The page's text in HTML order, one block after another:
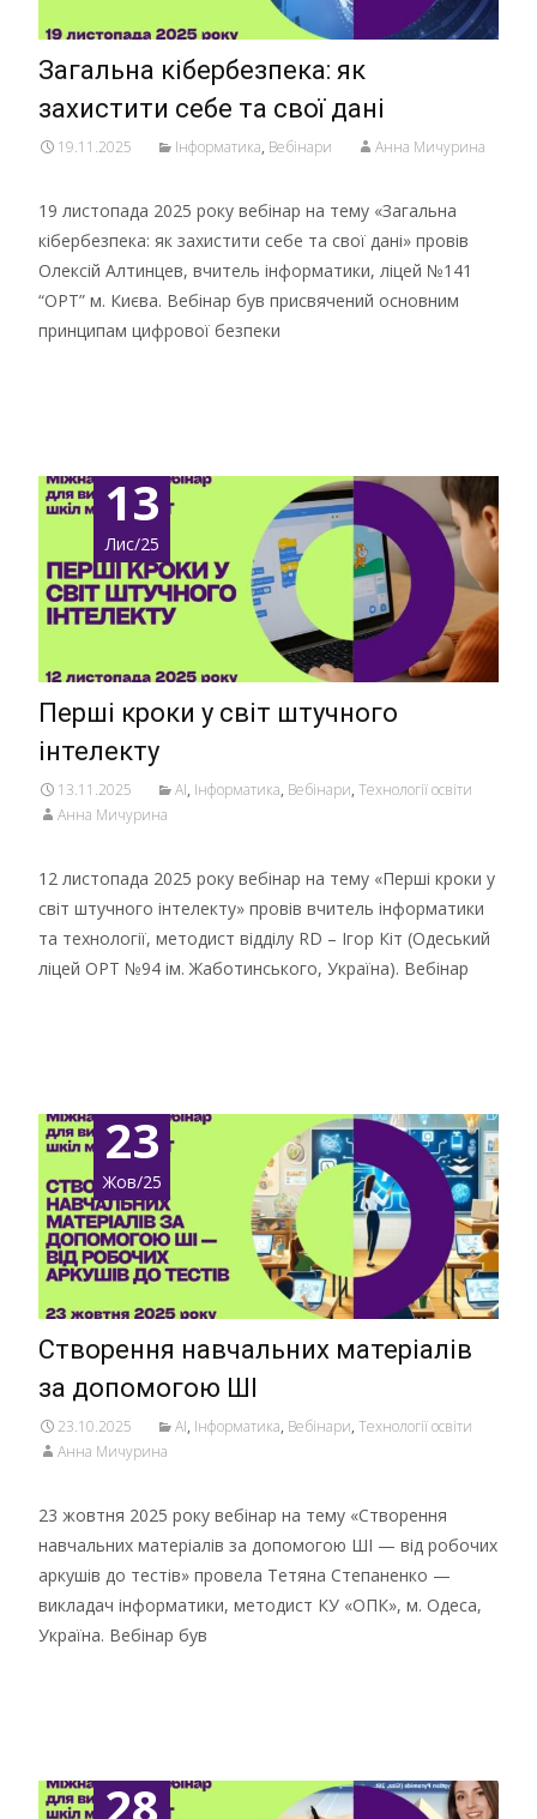
Загальна кібербезпека: як
захистити себе та свої дані
19.11.2025 Інформатика, Вебінари Анна Мичурина
19 листопада 2025 року вебінар на тему «Загальна
кібербезпека: як захистити себе та свої дані» провів
Олексій Алтинцев, вчитель інформатики, ліцей №141
“ОРТ” м. Києва. Вебінар був присвячений основним
принципам цифрової безпеки
13
Лис/25
Перші кроки у світ штучного
інтелекту
13.11.2025 AI, Інформатика, Вебінари, Технології освіти
Анна Мичурина
12 листопада 2025 року вебінар на тему «Перші кроки у
світ штучного інтелекту» провів вчитель інформатики
та технології, методист відділу RD – Ігор Кіт (Одеський
ліцей ОРТ №94 ім. Жаботинського, Україна). Вебінар
23
Жов/25
Створення навчальних матеріалів
за допомогою ШІ
23.10.2025 AI, Інформатика, Вебінари, Технології освіти
Анна Мичурина
23 жовтня 2025 року вебінар на тему «Створення
навчальних матеріалів за допомогою ШІ — від робочих
аркушів до тестів» провела Тетяна Степаненко —
викладач інформатики, методист КУ «ОПК», м. Одеса,
Україна. Вебінар був